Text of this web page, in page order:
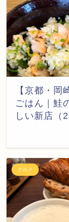
【京都・
ごはん｜鮭
しい新店（
グルメ